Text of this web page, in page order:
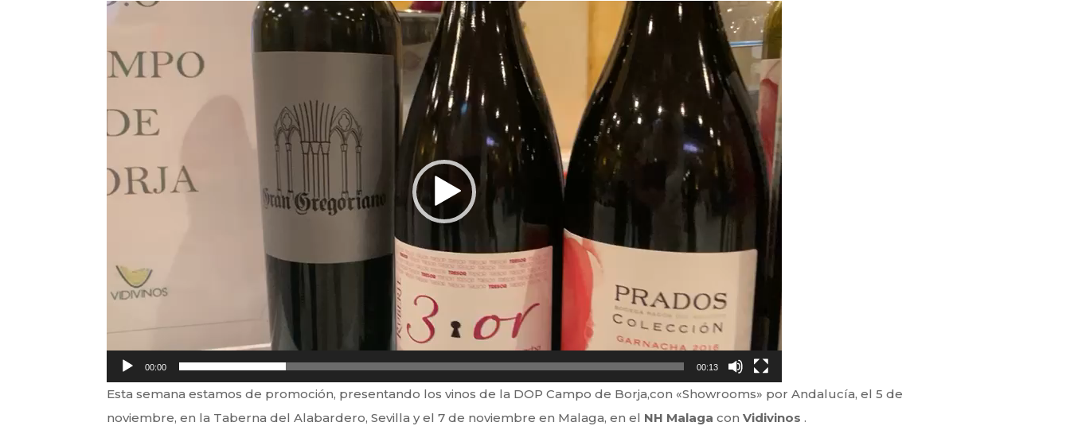
Reproductor
vídeo
00:00 00:13
Esta semana estamos de promoción, presentando los vinos de la DOP Campo de Borja,con «Showrooms» por Andalucía, el 5 de
noviembre, en la Taberna del Alabardero, Sevilla y el 7 de noviembre en Malaga, en el NH Malaga conVidivinos .